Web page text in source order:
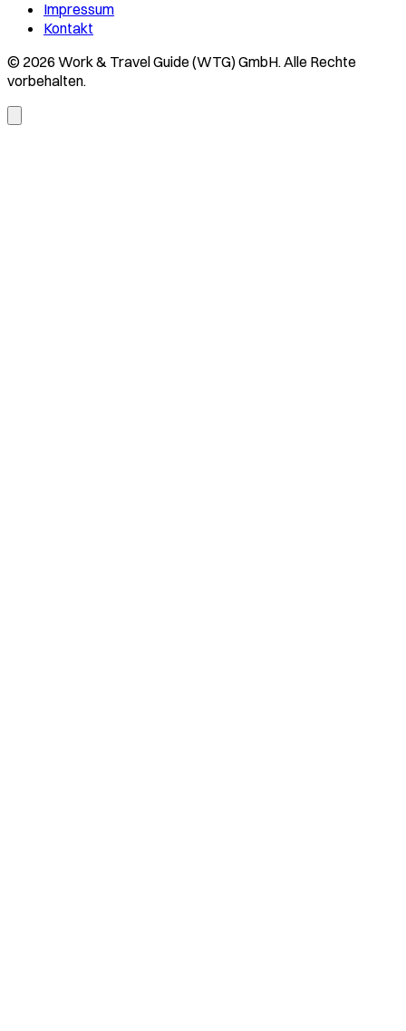
Impressum
Kontakt
© 2026 Work & Travel Guide (WTG) GmbH. Alle Rechte
vorbehalten.